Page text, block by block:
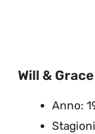
Will & Grace
Anno: